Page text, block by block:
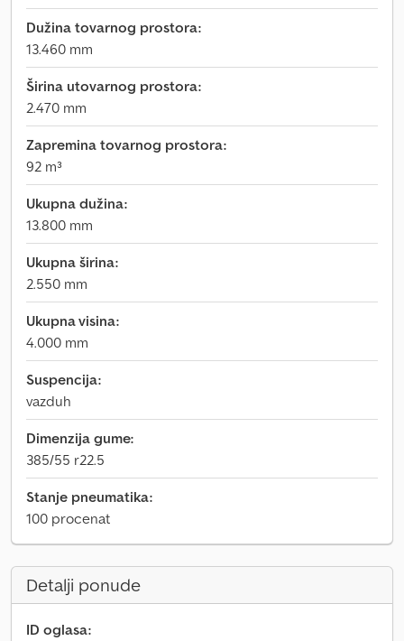
Dužina tovarnog prostora:
13.460 mm
Širina utovarnog prostora:
2.470 mm
Zapremina tovarnog prostora:
92 m³
Ukupna dužina:
13.800 mm
Ukupna širina:
2.550 mm
Ukupna visina:
4.000 mm
Suspencija:
vazduh
Dimenzija gume:
385/55 r22.5
Stanje pneumatika:
100 procenat
Detalji ponude
ID oglasa: